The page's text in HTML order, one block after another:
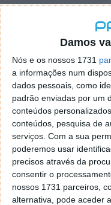
Damos
Nós e os nossos 1731
a informações num
dados pessoais, como
padrão enviadas por um
conteúdos
conteúdos, pesquisa de
serviços. Com a sua
poderemos usar
precisos através da
consentir o
nossos 1731 parceiros,
alternativa, pode aceder
“Há uma grande
juízes, agentes da
Estados Unidos,
”
director do National
of Law. “
nas linhas da frente
aceder a todas as
conhecimento
internacionais de
manter a internet
Center of Justice e o
por fazer parte
indústrias para